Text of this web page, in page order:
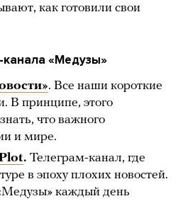
как готовили свои
«Медузы»
. Все наши короткие
В принципе, этого
что важного
и мире.
. Телеграм-канал, где
в эпоху плохих новостей.
каждый день